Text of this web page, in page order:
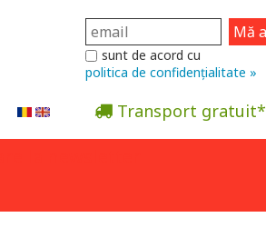
sunt de acord cu
politica de confidențialitate »
Transport gratuit*